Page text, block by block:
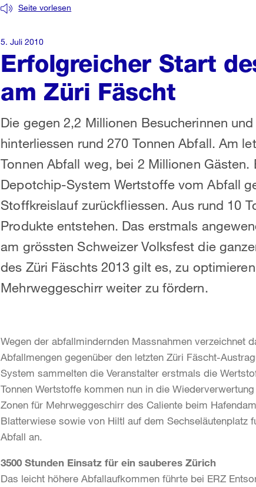
Erfolgreicher Start
am Züri Fäscht
Seite vorlesen
Die gegen 2,2 Millionen Besucherinnen
hinterliessen rund 270 Tonnen Abfall. Am
Tonnen Abfall weg, bei 2 Millionen
Depotchip-System Wertstoffe vom Abfall
Stoffkreislauf zurückfliessen. Aus rund 10
Produkte entstehen. Das erstmals
am grössten Schweizer Volksfest die
des Züri Fäschts 2013 gilt es, zu
Mehrweggeschirr weiter zu fördern.
5. Juli 2010
Wegen der abfallmindernden Massnahmen verzeichnet
Abfallmengen gegenüber den letzten Züri Fäscht-
System sammelten die Veranstalter erstmals die
Tonnen Wertstoffe kommen nun in die
Zonen für Mehrweggeschirr des Caliente beim
Blatterwiese sowie von Hiltl auf dem Sechseläutenplatz
Abfall an.
3500 Stunden Einsatz für ein sauberes Zürich
Das leicht höhere Abfallaufkommen führte bei ERZ